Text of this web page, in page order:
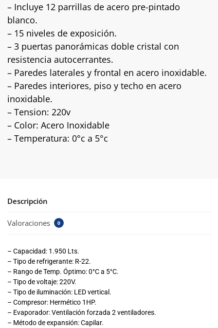
– Incluye 12 parrillas de acero pre-pintado
blanco.
– 15 niveles de exposición.
– 3 puertas panorámicas doble cristal con
resistencia autocerrantes.
– Paredes laterales y frontal en acero inoxidable.
– Paredes interiores, piso y techo en acero
inoxidable.
– Tension: 220v
– Color: Acero Inoxidable
– Temperatura: 0°c a 5°c
Descripción
Valoraciones 0
– Capacidad: 1.950 Lts.
– Tipo de refrigerante: R-22.
– Rango de Temp. Óptimo: 0°C a 5°C.
– Tipo de voltaje: 220V.
– Tipo de iluminación: LED vertical.
– Compresor: Hermético 1HP.
– Evaporador: Ventilación forzada 2 ventiladores.
– Método de expansión: Capilar.